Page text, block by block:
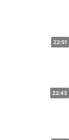
22:51
22:43